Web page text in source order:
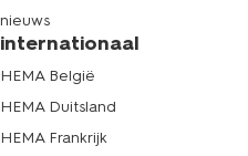
nieuws
internationaal
HEMA België
HEMA Duitsland
HEMA Frankrijk